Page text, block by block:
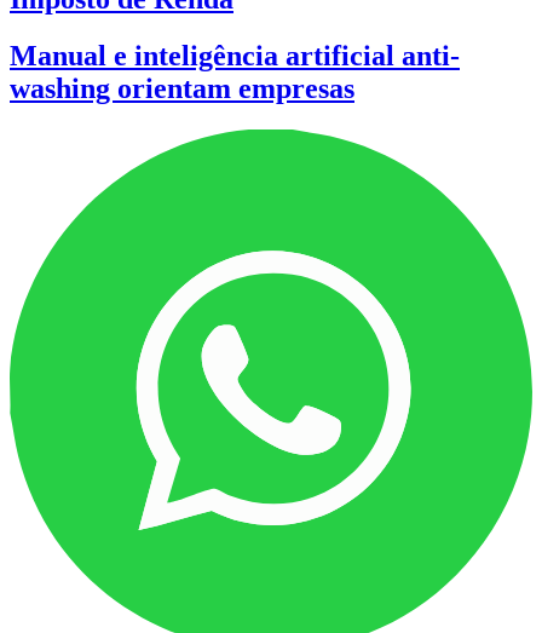
Manual e inteligência artificial anti-
washing orientam empresas